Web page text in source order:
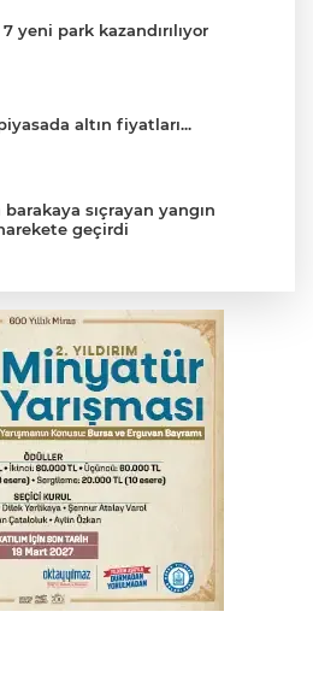
yeni park kazandırılıyor
altın fiyatları...
barakaya sıçrayan yangın
geçirdi
primle çalışanlara müjde
sağlık kontrolleri
bugün hava nasıl olacak?
iş arayanlara destek